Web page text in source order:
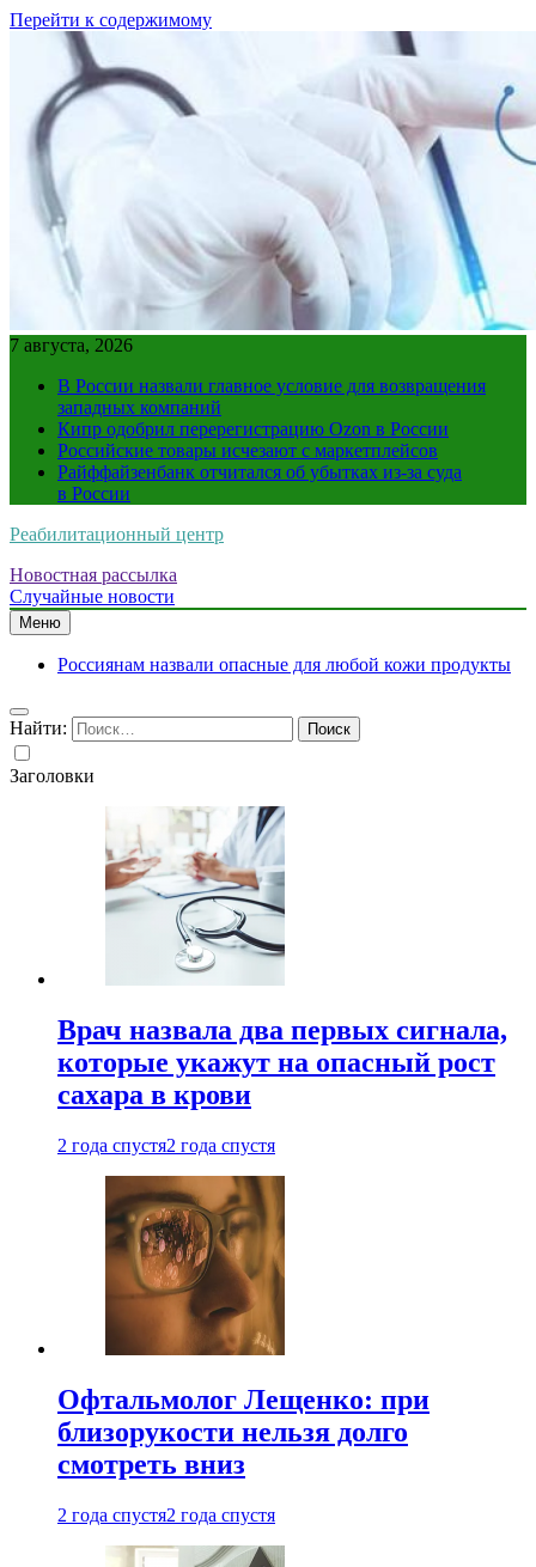
Перейти к содержимому
7 августа, 2026
В России назвали главное условие для возвращения
западных компаний
Кипр одобрил перерегистрацию Ozon в России
Российские товары исчезают с маркетплейсов
Райффайзенбанк отчитался об убытках из-за суда
в России
Реабилитационный центр
Новостная рассылка
Случайные новости
Меню
Россиянам назвали опасные для любой кожи продукты
Найти:
Заголовки
Врач назвала два первых сигнала,
которые укажут на опасный рост
сахара в крови
2 года спустя2 года спустя
Офтальмолог Лещенко: при
близорукости нельзя долго
смотреть вниз
2 года спустя2 года спустя